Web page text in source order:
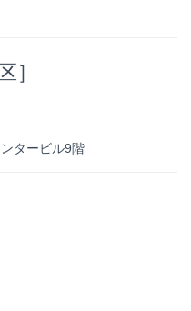
］
タービル9階